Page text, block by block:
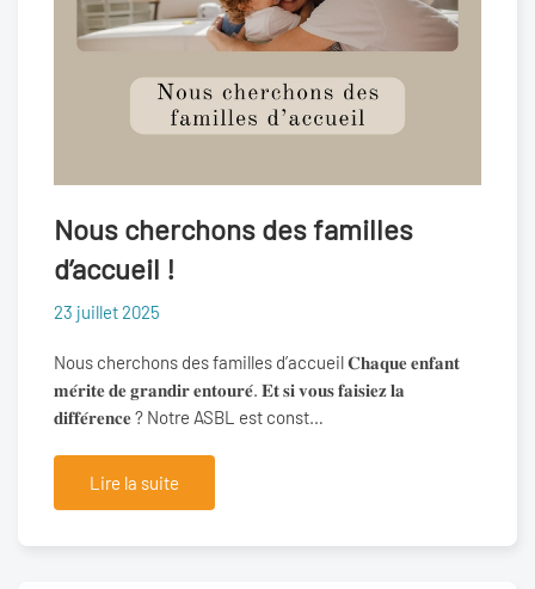
Nous cherchons des familles
d’accueil !
23 juillet 2025
Nous cherchons des familles d’accueil 𝐂𝐡𝐚𝐪𝐮𝐞 𝐞𝐧𝐟𝐚𝐧𝐭
𝐦𝐞́𝐫𝐢𝐭𝐞 𝐝𝐞 𝐠𝐫𝐚𝐧𝐝𝐢𝐫 𝐞𝐧𝐭𝐨𝐮𝐫𝐞́. 𝐄𝐭 𝐬𝐢 𝐯𝐨𝐮𝐬 𝐟𝐚𝐢𝐬𝐢𝐞𝐳 𝐥𝐚
𝐝𝐢𝐟𝐟𝐞́𝐫𝐞𝐧𝐜𝐞 ? Notre ASBL est const…
Lire la suite